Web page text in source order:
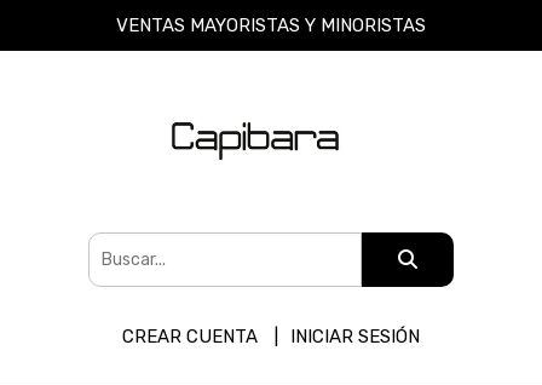
VENTAS MAYORISTAS Y MINORISTAS
CREAR CUENTA INICIAR SESIÓN